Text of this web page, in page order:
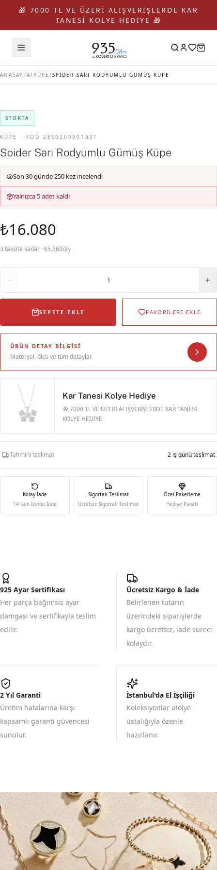
🎁 7000 TL VE ÜZERİ ALIŞVERİŞLERDE KAR
TANESİ KOLYE HEDİYE 🎁
ANASAYFA/ KÜPE /SPIDER SARI RODYUMLU GÜMÜŞ KÜPE
STOKTA
KÜPE · KOD 2ES0200901301
Spider Sarı Rodyumlu Gümüş Küpe
Son 30 günde 250 kez incelendi
Yalnızca 5 adet kaldı
₺16.080
3 taksite kadar · ₺5.360/ay
1
SEPETE EKLE FAVORİLERE EKLE
ÜRÜN DETAY BILGISI
Materyal, ölçü ve tüm detaylar
Kar Tanesi Kolye Hediye
🎁 7000 TL VE ÜZERİ ALIŞVERİŞLERDE KAR TANESİ
KOLYE HEDİYE
Tahmini teslimat 2 iş günü teslimat
Kolay İade
14 Gün İçinde İade
Sigortalı Teslimat
Ücretsiz Sigortalı Teslimat
Özel Paketleme
Hediye Paketi
925 Ayar Sertifikası
Her parça bağımsız ayar
damgası ve sertifikayla teslim
edilir.
Ücretsiz Kargo & İade
Belirlenen tutarın
üzerindeki siparişlerde
kargo ücretsiz, iade süreci
kolaydır.
2 Yıl Garanti
Üretim hatalarına karşı
kapsamlı garanti güvencesi
sunulur.
İstanbul'da El İşçiliği
Koleksiyonlar atölye
ustalığıyla özenle
hazırlanır.